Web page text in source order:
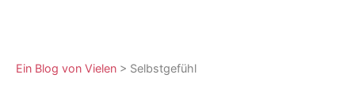
Ein Blog von Vielen > Selbstgefühl